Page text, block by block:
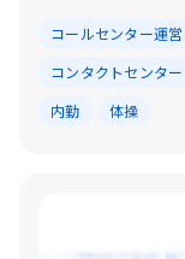
コールセンター運
コンタクトセンター
内勤
体操